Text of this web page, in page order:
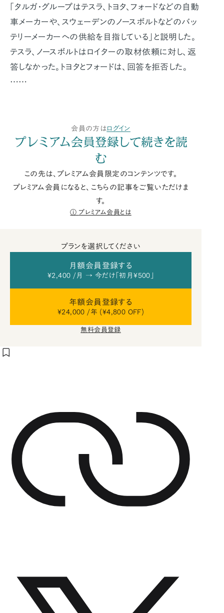
「タルガ・グループはテスラ、トヨタ、フォードなどの自動
車メーカーや、スウェーデンのノースボルトなどのバッ
テリーメーカーへの供給を目指している」と説明した。
テスラ、ノースボルトはロイターの取材依頼に対し、返
答しなかった。トヨタとフォードは、回答を拒否した。
……
会員の方はログイン
プレミアム会員登録して続きを読
む
この先は、プレミアム会員限定のコンテンツです。
プレミアム会員になると、こちらの記事をご覧いただけま
す。
プレミアム会員とは
プランを選択してください
月額会員登録する
¥2,400 /月 → 今だけ「初月¥500」
年額会員登録する
¥24,000 /年 (¥4,800 OFF)
無料会員登録